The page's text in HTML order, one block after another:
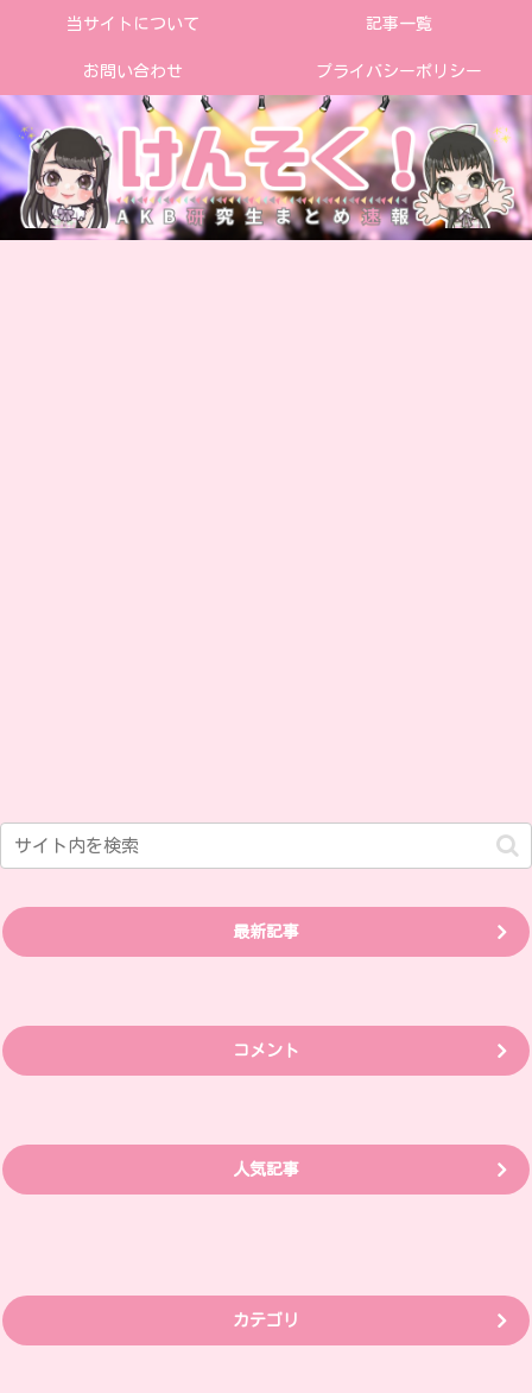
当サイトについて 記事一覧
お問い合わせ プライバシーポリシー
最新記事
コメント
人気記事
カテゴリ